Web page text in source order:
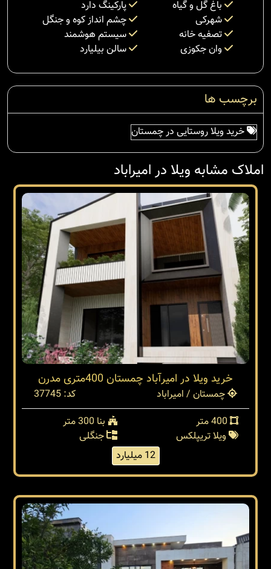
باغ گل و گیاه
پارکینگ دارد
شهرکی
چشم انداز کوه و جنگل
تصفیه خانه
سیستم هوشمند
وان جکوزی
سالن بیلیارد
برچسب ها
خرید ویلا روستایی در چمستان
املاک مشابه ویلا در امیراباد
خرید ویلا در امیرآباد چمستان 400متری مدرن
چمستان / امیراباد
کد: 37745
بنا 300 متر
ویلا تریپلکس
جنگلی
12 میلیارد